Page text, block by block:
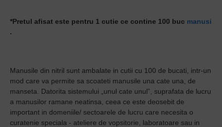
*Pretul afisat este pentru 1 cutie ce contine 100 buc manusi
.
Manusile din nitril sunt ambalate in cutii cu 100 de bucati, intr-un
mod care va permite sa scoateti manusile una cate una, de
manseta. Datorita sistemului „unul cate unul”, suprafata de lucru
a manusilor ramane neatinsa, ceea ce este deosebit de
important in domeniile/ sectoarele de lucru care necesita o
curatenie speciala - ateliere de vopsitorie, laboratoare sau in